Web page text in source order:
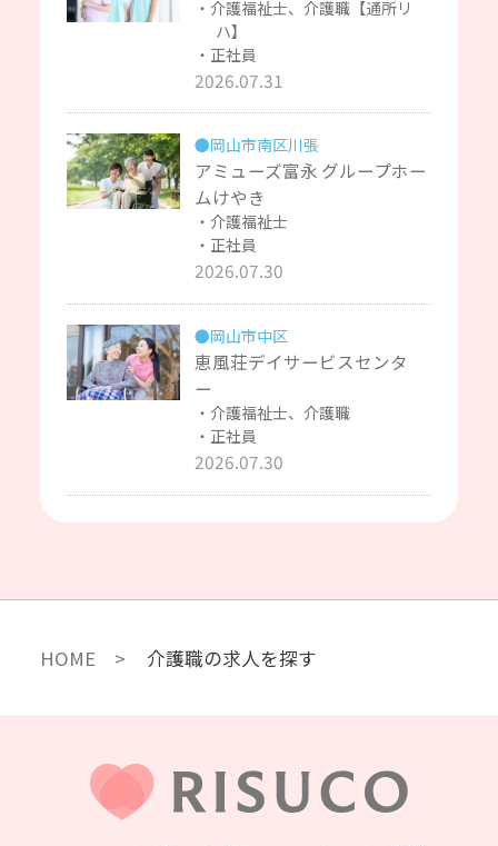
介護福祉士、介護職【通所リ
ハ】
正社員
2026.07.31
●岡山市南区川張
アミューズ富永 グループホー
ムけやき
介護福祉士
正社員
2026.07.30
●岡山市中区
恵風荘デイサービスセンタ
ー
介護福祉士、介護職
正社員
2026.07.30
HOME 介護職の求人を探す